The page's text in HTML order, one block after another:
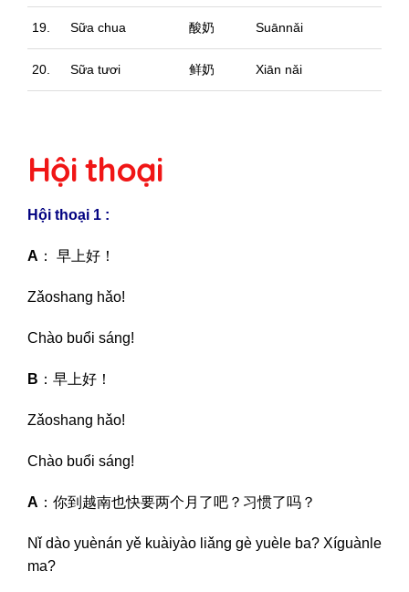
19. Sữa chua 酸奶 Suānnǎi
20. Sữa tươi 鲜奶 Xiān nǎi
Hội thoại
Hội thoại 1 :
A ： 早上好！
Zǎoshang hǎo!
Chào buổi sáng!
B ：早上好！
Zǎoshang hǎo!
Chào buổi sáng!
A ：你到越南也快要两个月了吧？习惯了吗？
Nǐ dào yuènán yě kuàiyào liǎng gè yuèle ba? Xíguànle
ma?